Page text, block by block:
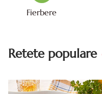
Fierbere
Retete populare